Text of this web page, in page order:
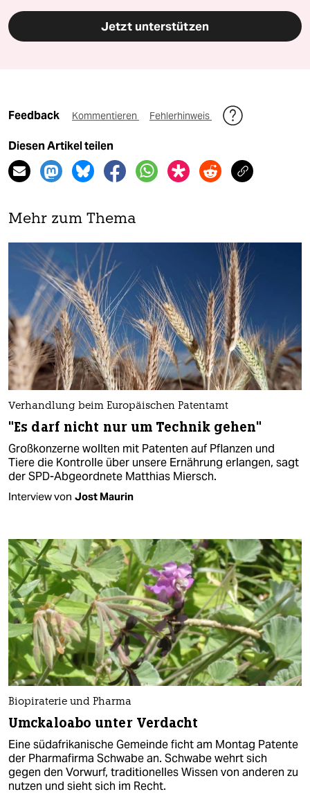
Jetzt unterstützen
Feedback Kommentieren Fehlerhinweis
Diesen Artikel teilen
Mehr zum Thema
Verhandlung beim Europäischen Patentamt
"Es darf nicht nur um Technik gehen"
Großkonzerne wollten mit Patenten auf Pflanzen und
Tiere die Kontrolle über unsere Ernährung erlangen, sagt
der SPD-Abgeordnete Matthias Miersch.
Interview von Jost Maurin
Biopiraterie und Pharma
Umckaloabo unter Verdacht
Eine südafrikanische Gemeinde ficht am Montag Patente
der Pharmafirma Schwabe an. Schwabe wehrt sich
gegen den Vorwurf, traditionelles Wissen von anderen zu
nutzen und sieht sich im Recht.